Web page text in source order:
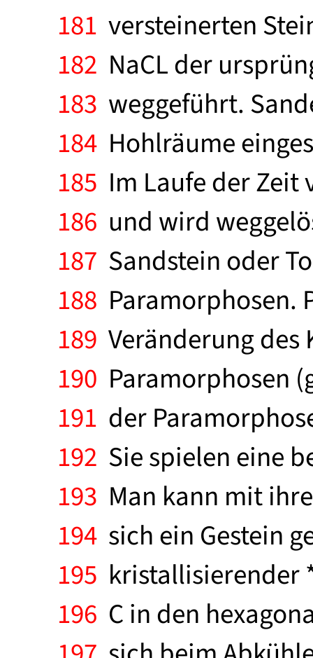
181 versteinerten
182 NaCL der
183 weggeführt.
184 Hohlräume
185 Im Laufe der
186 und wird
187 Sandstein oder
188 Paramorphosen.
189 Veränderung
190 Paramorphosen
191 der
192 Sie spielen eine
193 Man kann mit
194 sich ein Gestein
195 kristallisierender
196 C in den